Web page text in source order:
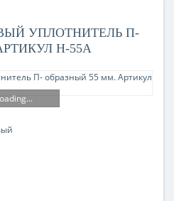
УПЛОТНИТЕЛЬ П-
Н-55А